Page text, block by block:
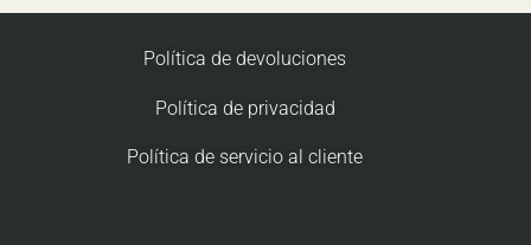
Política de devoluciones
Política de privacidad
Política de servicio al cliente